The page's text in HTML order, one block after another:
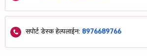
सपोर्ट डेस्क हेल्पलाईन: 8976689766